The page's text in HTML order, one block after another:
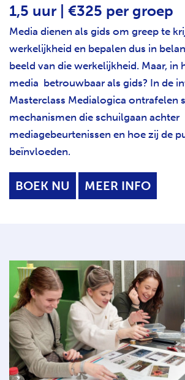
1,5 uur | €325 per groep
Media dienen als gids om greep te
werkelijkheid en bepalen dus in
beeld van die werkelijkheid. Maar, in
media betrouwbaar als gids? In de
Masterclass Medialogica ontrafelen
mechanismen die schuilgaan achter
mediagebeurtenissen en hoe zij de
beïnvloeden.
BOEK NU MEER INFO